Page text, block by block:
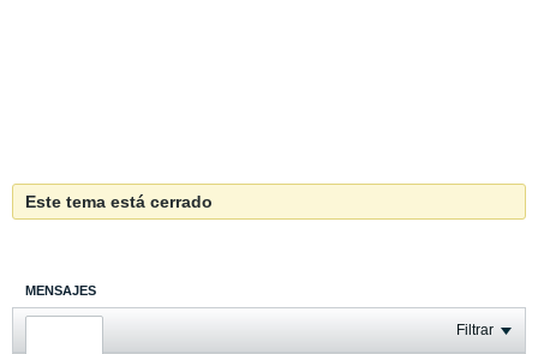
Este tema está cerrado
MENSAJES
ÚLTIMA ACTIVIDAD Filtrar